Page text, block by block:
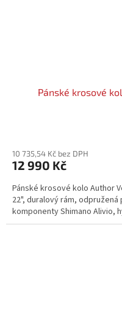
Pánské krosové
10 735,54 Kč bez DPH
12 990 Kč
Pánské krosové kolo Author
22", duralový rám, odpružená
komponenty Shimano Alivio,